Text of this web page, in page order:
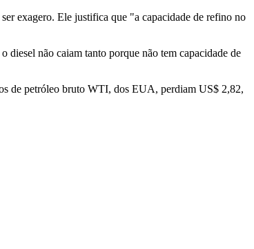
exagero. Ele justifica que "a capacidade de refino no
não caiam tanto porque não tem capacidade de
de petróleo bruto WTI, dos EUA, perdiam US$ 2,82,